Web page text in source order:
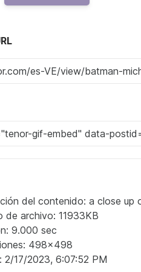
del contenido: a close
de archivo: 11933KB
9.000 sec
498x498
2/17/2023, 6:07:52 PM